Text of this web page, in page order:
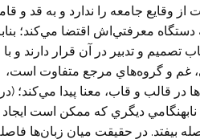
وقايع جامعه را ندارد و به قد
دستگاه معرفتي‌اش اقتضا مي‌كند؛
و تدبير در آن قرار دارند و
غم و گروه‌هاي مرجع متفاوت
در قالب و قاب، معنا پيدا مي‌كند؛
ديگري كه ممكن است
بيفتد. در حقيقت ميان زبان‌ها